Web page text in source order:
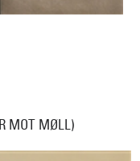
MOT MØLL)